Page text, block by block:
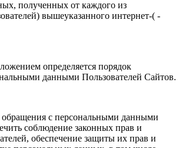
полученных от каждого из
вышеуказанного интернет-( -
определяется порядок
данными Пользователей Сайтов.
обращения с персональными данными
соблюдение законных прав и
обеспечение защиты их прав и